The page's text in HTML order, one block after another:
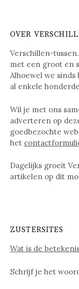
OVER
Verschillen-
met een groot en
Alhoewel we
al enkele
Wil je met ons
adverteren op
goedbezochte
het
Dagelijks groeit
artikelen op dit
ZUSTERSITES
Wat is de
Schrijf je het